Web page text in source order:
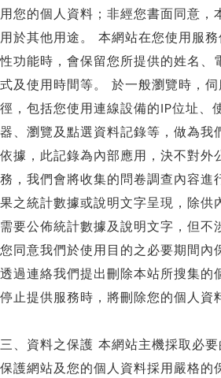
用您的個人資料；非經您書面同意，
用於其他用途。 本網站在您使用服
性功能時，會保留您所提供的姓名、
式及使用時間等。 於一般瀏覽時，
徑，包括您使用連線設備的IP位址、
器、瀏覽及點選資料記錄等，做為我
依據，此記錄為內部應用，決不對外
務，我們會將收集的問卷調查內容進
果之統計數據或說明文字呈現，除供
需要公佈統計數據及說明文字，但不
您同意我們於使用目的之必要期間內
透過連絡我們提出刪除本站所搜集的
停止提供服務時，將刪除您的個人資
三、資料之保護 本網站主機採取必
保護網站及您的個人資料採用嚴格的